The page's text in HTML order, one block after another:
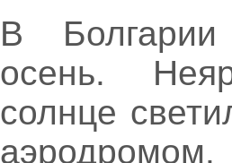
В Болгарии
осень.
солнце